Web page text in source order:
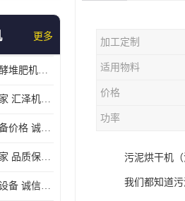
更多
潍坊纳米膜好氧发酵堆肥机定制
粪便有机肥设备厂家 汇泽机械 免费报价
鸡粪有机肥加工设备价格 诚信卖家 致电了解
湖北有机肥设备厂家 品质保障 欢迎咨询
羊粪有机肥生产线设备 诚信卖家 致电了解
加工定制
适用物料
价格
功率
污泥烘干机（
我们都知道